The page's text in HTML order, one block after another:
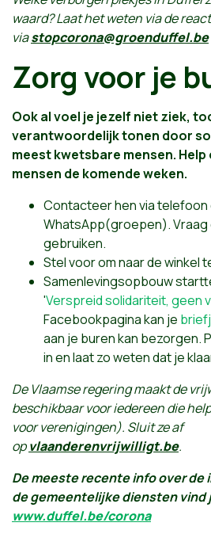
waard? Laat het weten via de
viastopcorona@groenduffel.be
Zorg voor je
Ook al voel je jezelf niet ziek,
verantwoordelijk tonen door
meest kwetsbare mensen.
mensen de komende weken.
Contacteer hen via
WhatsApp(groepen). Vraag
gebruiken.
Stel voor om naar de winkel
Samenlevingsopbouw
'Verspreid solidariteit, geen
Facebookpagina kan je
aan je buren kan bezorgen.
in en laat zo weten dat je
De Vlaamse regering maakt de
beschikbaar voor iedereen die
voor verenigingen). Sluit ze af
opvlaanderenvrijwilligt.be.
De meeste recente info over de
de gemeentelijke diensten vind
www.duffel.be/corona